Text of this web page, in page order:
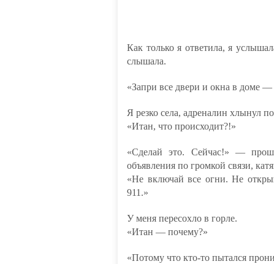
Как только я ответила, я
слышала.
«Запри все двери и окна в доме —
Я резко села, адреналин хлынул по
«Итан, что происходит?!»
«Сделай это. Сейчас!» —
объявления по громкой связи,
«Не включай все огни. Не
911.»
У меня пересохло в горле.
«Итан — почему?»
«Потому что кто-то пытался